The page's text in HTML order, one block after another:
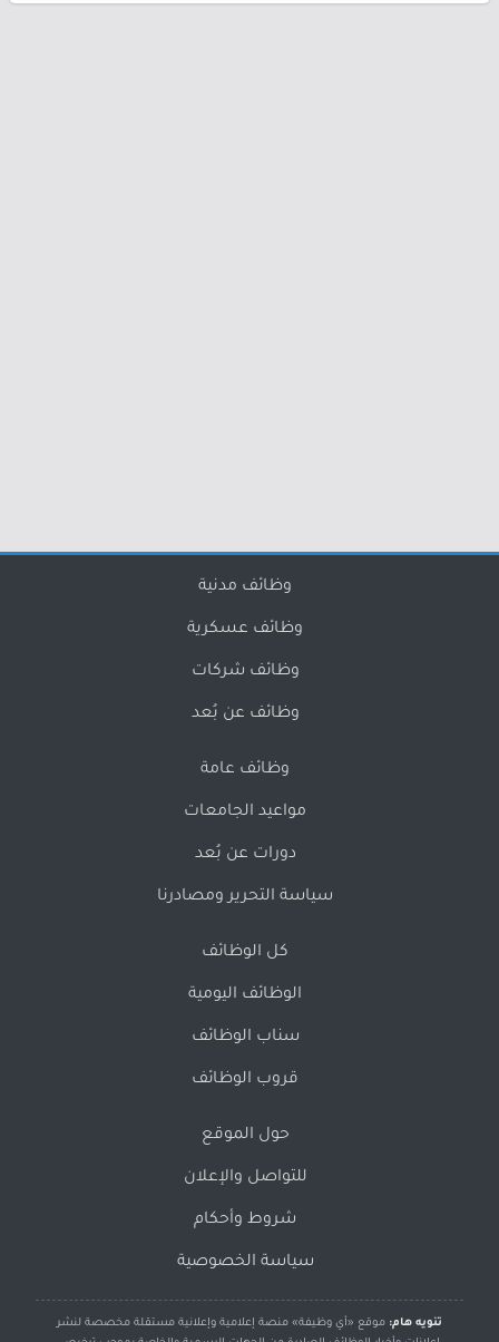
وظائف مدنية
وظائف عسكرية
وظائف شركات
وظائف عن بُعد
وظائف عامة
مواعيد الجامعات
دورات عن بُعد
سياسة التحرير ومصادرنا
كل الوظائف
الوظائف اليومية
سناب الوظائف
قروب الوظائف
حول الموقع
للتواصل والإعلان
شروط وأحكام
سياسة الخصوصية
تنويه هام: موقع «أي وظيفة» منصة إعلامية وإعلانية مستقلة مخصصة لنشر